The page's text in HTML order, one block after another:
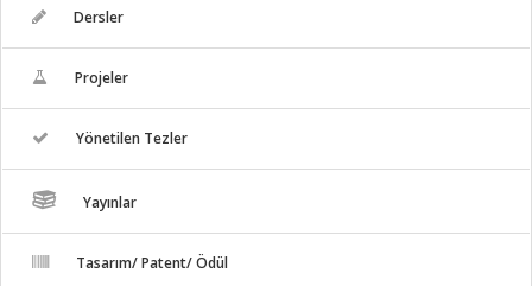
Dersler
Projeler
Yönetilen Tezler
Yayınlar
Tasarım/ Patent/ Ödül